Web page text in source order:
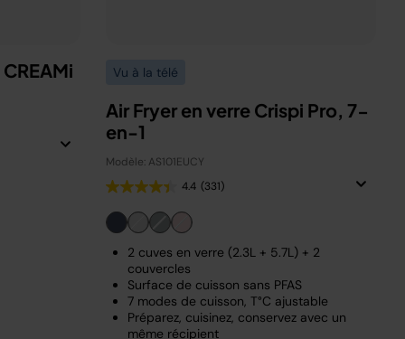
Vu à la télé
Air Fryer en verre Crispi Pro, 7-
en-1
Modèle: AS101EUCY
4.4 (331)
2 cuves en verre (2.3L + 5.7L) + 2
couvercles
Surface de cuisson sans PFAS
7 modes de cuisson, T°C ajustable
Préparez, cuisinez, conservez avec un
même récipient